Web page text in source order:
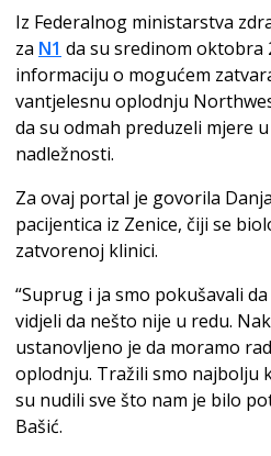
Iz Federalnog ministarstva
za N1 da su sredinom oktobra
informaciju o mogućem
vantjelesnu oplodnju
da su odmah preduzeli mjere
nadležnosti.
Za ovaj portal je govorila
pacijentica iz Zenice, čiji se
zatvorenoj klinici.
“Suprug i ja smo pokušavali
vidjeli da nešto nije u redu.
ustanovljeno je da moramo
oplodnju. Tražili smo najbolju
su nudili sve što nam je bilo
Bašić.